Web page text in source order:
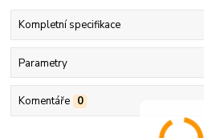
Kompletní specifikace
Parametry
Komentáře 0